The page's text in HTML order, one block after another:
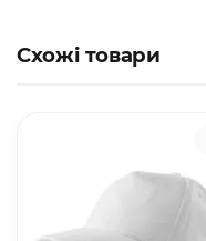
Схожі товари